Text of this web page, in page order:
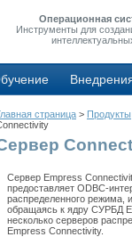
Операционная
Инструменты для
страница > Продукты
Сервер Empress
предоставляет ODBC-
распределенного режима,
обращаясь к ядру СУРБД
несколько серверов
Empress Connectivity.